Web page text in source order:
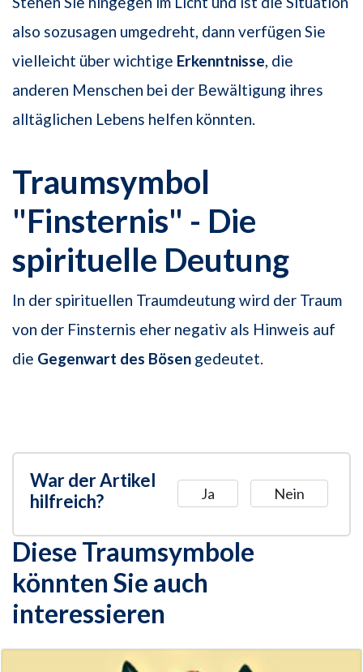
also sozusagen umgedreht, dann verfügen Sie
vielleicht über wichtige Erkenntnisse , die
anderen Menschen bei der Bewältigung ihres
alltäglichen Lebens helfen könnten.
Traumsymbol
"Finsternis" - Die
spirituelle Deutung
In der spirituellen Traumdeutung wird der Traum
von der Finsternis eher negativ als Hinweis auf
die Gegenwart des Bösen gedeutet.
War der Artikel
hilfreich?
Ja Nein
Diese Traumsymbole
könnten Sie auch
interessieren